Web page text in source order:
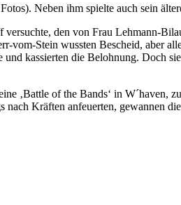
Neben ihm spielte auch sein
den von Frau Lehmann-
vom-Stein wussten Bescheid, aber
kassierten die Belohnung. Doch
‚Battle of the Bands‘ in W´haven,
Kräften anfeuerten, gewannen